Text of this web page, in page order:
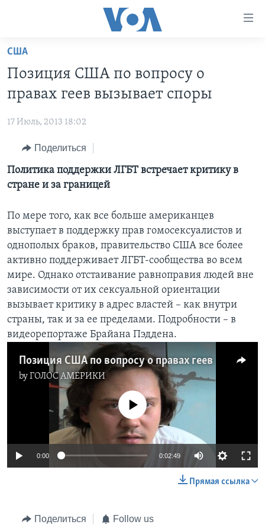
Перейти
основной
контент
Перейти
навигации
Перейти
ПРОГРАММЫ
НОВОСТИ ЗА МИНУТУ
ИТОГИ
ПОЧЕМУ ЭТО ВАЖНО?
ДИСКУССИЯ VOA
ДЕТАЛИ
НЬЮ-ЙОРК NEW YORK
АМЕРИКА. БОЛЬШОЕ ПУТЕШЕСТВИЕ
ПРОЕКТЫ
УЧИМ АНГЛИЙСКИЙ
НАША АМЕРИКАНСКАЯ ИСТОРИЯ
А КАК В АМЕРИКЕ?
АРТЕФАКТЫ
АМЕРИКАНСКИЕ ГОРОДКИ
ТЕСТЫ
ЭКСПЕРТИЗА
ИНТЕРВЬЮ
ФАКТЫ ПРОТИВ ФЕЙКОВ
ЗА СВОБОДУ ПРЕССЫ
УЧИМ АНГЛИЙСКИЙ
ВИДЕО
ПОДПИСКА НА НОВОСТИ
Learning English
СОЦИАЛЬНЫЕ СЕТИ
Языки
США
Позиция США по вопросу о
правах геев вызывает споры
17 Июль, 2013 18:02
Поделиться
Политика поддержки ЛГБТ встречает критику в
стране и за границей
По мере того, как все больше американцев
выступает в поддержку прав гомосексуалистов и
однополых браков, правительство США все более
активно поддерживает ЛГБТ-сообщества во всем
мире. Однако отстаивание равноправия людей вне
зависимости от их сексуальной ориентации
вызывает критику в адрес властей – как внутри
страны, так и за ее пределами. Подробности – в
видеорепортаже Брайана Пэддена.
Позиция США по вопросу о правах геев
byГОЛОС АМЕРИКИ
No media source currently available
0:00 0:02:49
Прямая ссылка
Поделиться Follow us